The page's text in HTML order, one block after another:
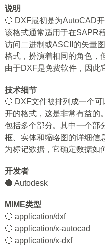
说明
🔵 DXF最初是为AutoCAD
该格式通常适用于在SAPR
访问二进制或ASCII的矢量
格式，扮演着相同的角色，
由于DXF是免费软件，因此
技术细节
🔵 DXF文件被排列成一个
开的格式，这是非常有益的
包括多个部分。其中一个部
框、实体和缩略图的详细信
为标记数据，它确定数据如
开发者
🔵 Autodesk
MIME类型
🔵 application/dxf
🔵 application/x-autocad
🔵 application/x-dxf